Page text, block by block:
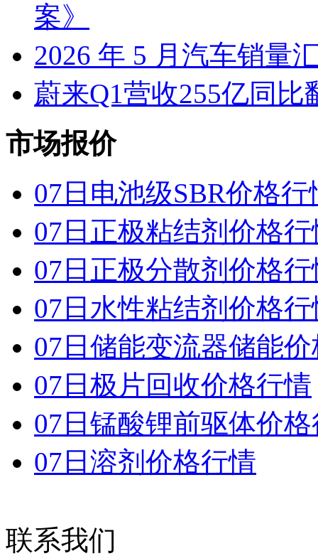
案》
2026 年 5 月汽车销量
蔚来Q1营收255亿同
市场报价
07日电池级SBR价格行
07日正极粘结剂价格行
07日正极分散剂价格行
07日水性粘结剂价格行
07日储能变流器储能
07日极片回收价格行情
07日锰酸锂前驱体价
07日溶剂价格行情
联系我们